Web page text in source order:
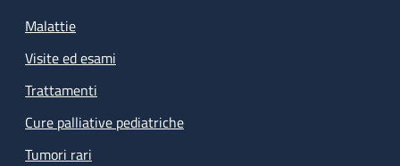
Malattie
Visite ed esami
Trattamenti
Cure palliative pediatriche
Tumori rari